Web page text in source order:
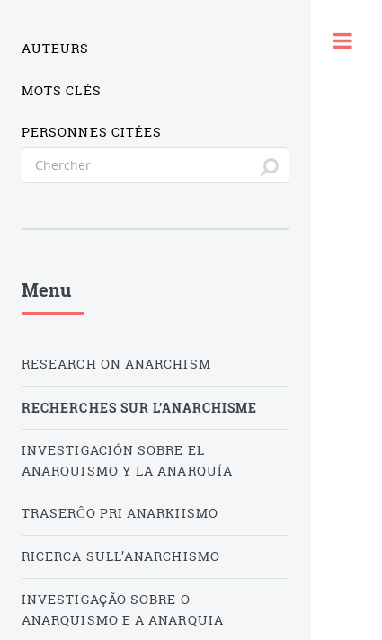
AUTEURS
MOTS CLÉS
PERSONNES CITÉES
Menu
RESEARCH ON ANARCHISM
RECHERCHES SUR L’ANARCHISME
INVESTIGACIÓN SOBRE EL
ANARQUISMO Y LA ANARQUÍA
TRASERĈO PRI ANARKIISMO
RICERCA SULL’ANARCHISMO
INVESTIGAÇÃO SOBRE O
ANARQUISMO E A ANARQUIA